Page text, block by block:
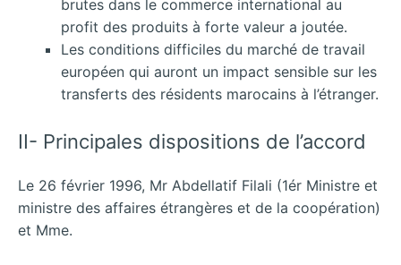
brutes dans le commerce international au
profit des produits à forte valeur a joutée.
Les conditions difficiles du marché de travail
européen qui auront un impact sensible sur les
transferts des résidents marocains à l’étranger.
II- Principales dispositions de l’accord
Le 26 février 1996, Mr Abdellatif Filali (1ér Ministre et
ministre des affaires étrangères et de la coopération)
et Mme.